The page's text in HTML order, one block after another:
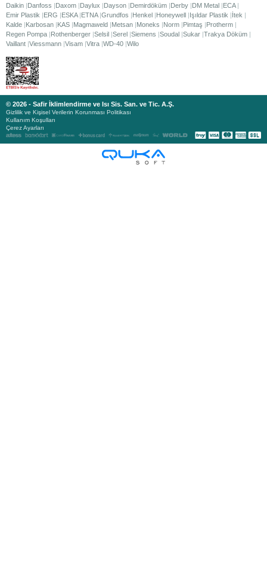
Daikin Danfoss Daxom Daylux Dayson Demirdöküm Derby DM Metal ECA
Emir Plastik
ERG ESKA ETNA Grundfos Henkel Honeywell Işıldar Plastik
İtek
Kalde Karbosan KAS Magmaweld Metsan Moneks Norm Pimtaş
Protherm
Regen Pompa Rothenberger Selsil Serel Siemens Soudal Sukar Trakya Döküm
Vaillant Viessmann Visam Vitra WD-40 Wilo
© 2026 - Safir İklimlendirme ve Isı Sis. San. ve Tic. A.Ş.
Gizlilik ve Kişisel Verilerin Korunması Politikası
Kullanım Koşulları
Çerez Ayarları